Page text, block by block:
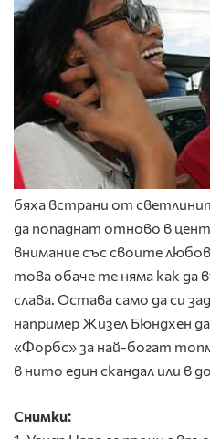
бяха встрани от
да попаднат отново в
внимание със своите
това обаче те няма как да
слава. Остава само да си
например Жизел Бюндхен да
«Форбс» за най-богат
в нито един скандал или в
Снимки: